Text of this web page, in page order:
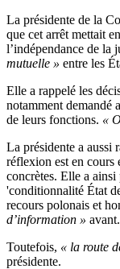
La présidente de la
que cet arrêt mettait
l’indépendance de la
mutuelle » entre les
Elle a rappelé les
notamment demandé
de leurs fonctions. «
La présidente a aussi
réflexion est en cours
concrètes. Elle a
'conditionnalité État
recours polonais et
d’information » avant.
Toutefois, « la route
présidente.